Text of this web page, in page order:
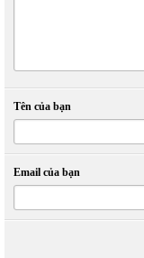
Tên của bạn
Email của bạn